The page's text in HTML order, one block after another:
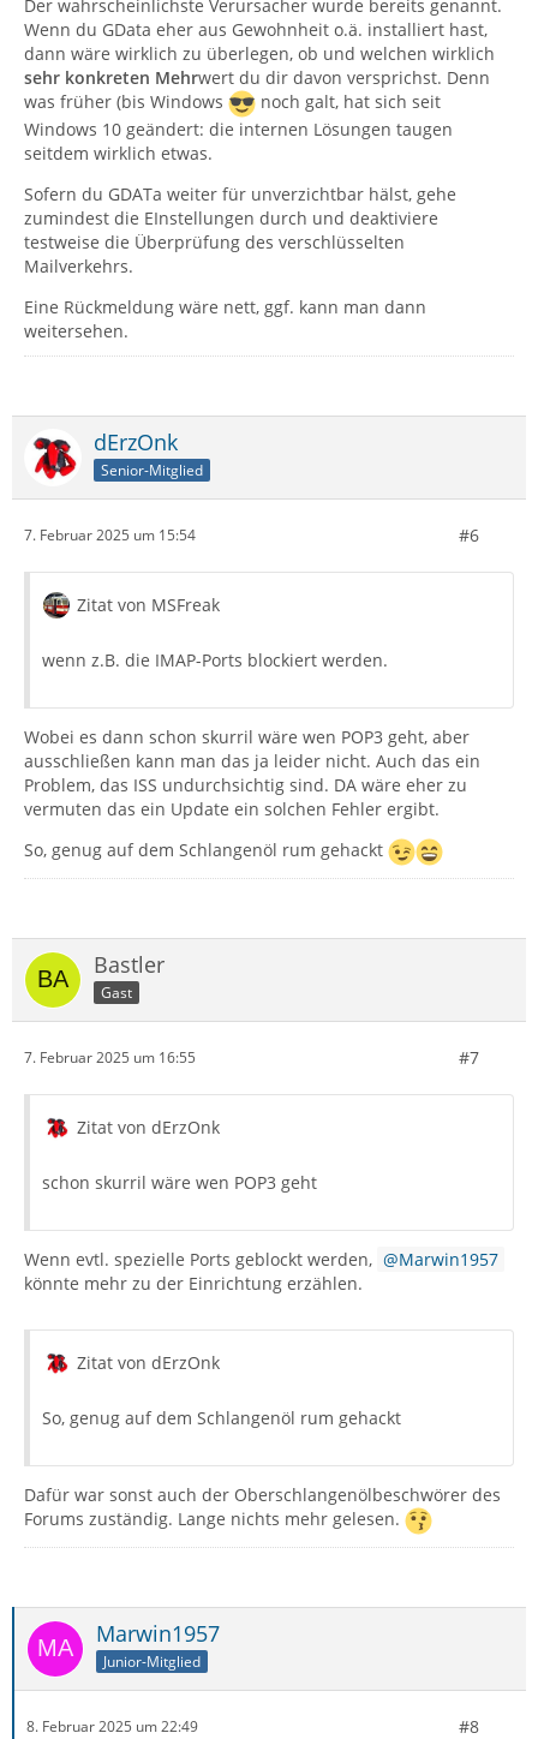
Der wahrscheinlichste Verursacher wurde bereits genannt.
Wenn du GData eher aus Gewohnheit o.ä. installiert hast,
dann wäre wirklich zu überlegen, ob und welchen wirklich
sehr konkreten Mehrwert du dir davon versprichst. Denn
was früher (bis Windows
noch galt, hat sich seit
Windows 10 geändert: die internen Lösungen taugen
seitdem wirklich etwas.
Sofern du GDATa weiter für unverzichtbar hälst, gehe
zumindest die EInstellungen durch und deaktiviere
testweise die Überprüfung des verschlüsselten
Mailverkehrs.
Eine Rückmeldung wäre nett, ggf. kann man dann
weitersehen.
dErzOnk
Senior-Mitglied
7. Februar 2025 um 15:54 #6
Zitat von MSFreak
wenn z.B. die IMAP-Ports blockiert werden.
Wobei es dann schon skurril wäre wen POP3 geht, aber
ausschließen kann man das ja leider nicht. Auch das ein
Problem, das ISS undurchsichtig sind. DA wäre eher zu
vermuten das ein Update ein solchen Fehler ergibt.
So, genug auf dem Schlangenöl rum gehackt
Bastler
Gast
7. Februar 2025 um 16:55 #7
Zitat von dErzOnk
schon skurril wäre wen POP3 geht
Wenn evtl. spezielle Ports geblockt werden,
Marwin1957
könnte mehr zu der Einrichtung erzählen.
Zitat von dErzOnk
So, genug auf dem Schlangenöl rum gehackt
Dafür war sonst auch der Oberschlangenölbeschwörer des
Forums zuständig. Lange nichts mehr gelesen.
Marwin1957
Junior-Mitglied
8. Februar 2025 um 22:49 #8